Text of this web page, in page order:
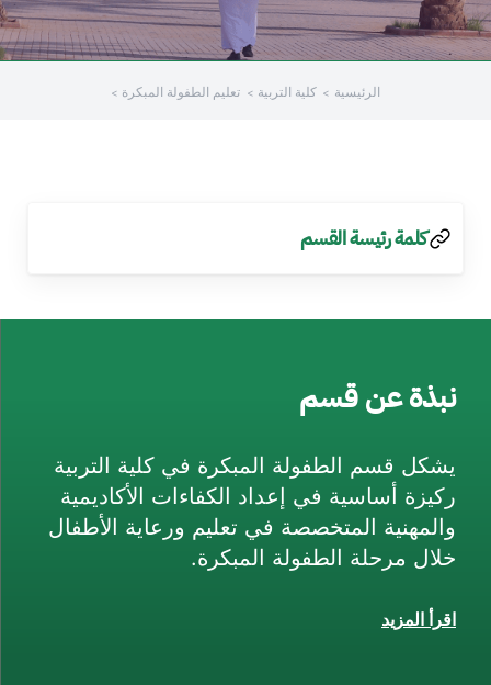
الرئيسية كلية التربية تعليم الطفولة المبكرة
كلمة رئيسة القسم
نبذة عن قسم
يشكل قسم الطفولة المبكرة في كلية التربية
ركيزة أساسية في إعداد الكفاءات الأكاديمية
والمهنية المتخصصة في تعليم ورعاية الأطفال
خلال مرحلة الطفولة المبكرة.
اقرأ المزيد